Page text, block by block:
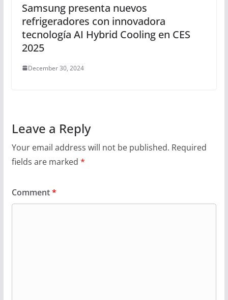
Samsung presenta nuevos
refrigeradores con innovadora
tecnología AI Hybrid Cooling en CES
2025
December 30, 2024
Leave a Reply
Your email address will not be published. Required
fields are marked *
Comment*